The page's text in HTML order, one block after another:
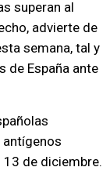
superan al
advierte de
semana, tal y
de España ante
de diciembre.